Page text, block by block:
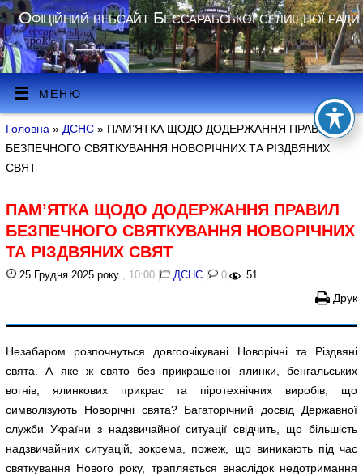
Офіційний вебсайт Бессарабської селищної ради
МЕНЮ
Головна » ДСНС » ПАМ’ЯТКА ЩОДО ДОДЕРЖАННЯ ПРАВИЛ
БЕЗПЕЧНОГО СВЯТКУВАННЯ НОВОРІЧНИХ ТА РІЗДВЯНИХ
СВЯТ
ПАМ’ЯТКА ЩОДО ДОДЕРЖАННЯ ПРАВИЛ
БЕЗПЕЧНОГО СВЯТКУВАННЯ НОВОРІЧНИХ
ТА РІЗДВЯНИХ СВЯТ
25 Грудня 2025 року , 10:00 | ДСНС | 0 | 51
Друк
Незабаром розпочнуться довгоочікувані Новорічні та Різдвяні
свята. А яке ж свято без прикрашеної ялинки, бенгальських
вогнів, ялинкових прикрас та піротехнічних виробів, що
символізують Новорічні свята? Багаторічний досвід Державної
служби України з надзвичайної ситуації свідчить, що більшість
надзвичайних ситуацій, зокрема, пожеж, що виникають під час
святкування Нового року, трапляється внаслідок недотримання